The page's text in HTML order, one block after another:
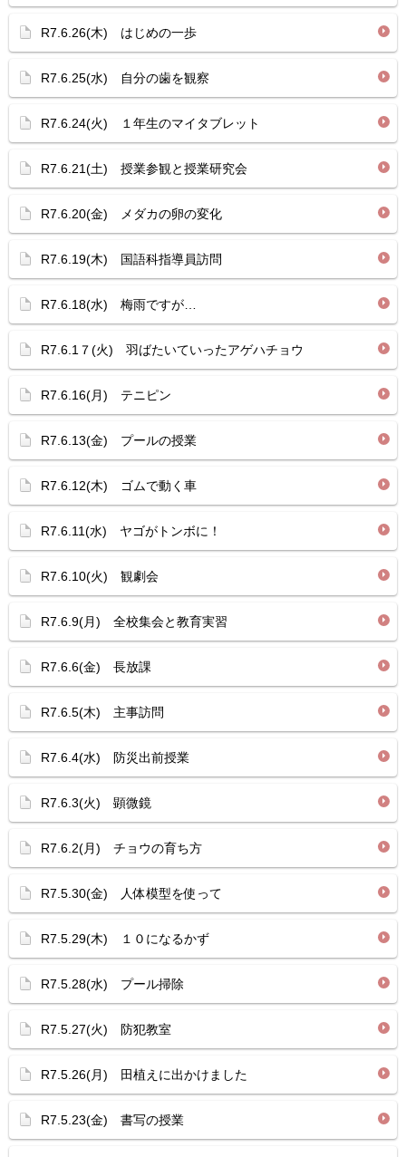
R7.6.26(木) はじめの一歩
R7.6.25(水) 自分の歯を観察
R7.6.24(火) １年生のマイタブレット
R7.6.21(土) 授業参観と授業研究会
R7.6.20(金) メダカの卵の変化
R7.6.19(木) 国語科指導員訪問
R7.6.18(水) 梅雨ですが…
R7.6.1７(火) 羽ばたいていったアゲハチョウ
R7.6.16(月) テニピン
R7.6.13(金) プールの授業
R7.6.12(木) ゴムで動く車
R7.6.11(水) ヤゴがトンボに！
R7.6.10(火) 観劇会
R7.6.9(月) 全校集会と教育実習
R7.6.6(金) 長放課
R7.6.5(木) 主事訪問
R7.6.4(水) 防災出前授業
R7.6.3(火) 顕微鏡
R7.6.2(月) チョウの育ち方
R7.5.30(金) 人体模型を使って
R7.5.29(木) １０になるかず
R7.5.28(水) プール掃除
R7.5.27(火) 防犯教室
R7.5.26(月) 田植えに出かけました
R7.5.23(金) 書写の授業